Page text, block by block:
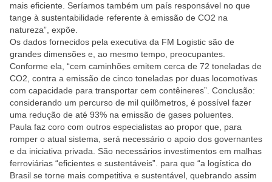
mais eficiente. Seríamos também um país responsável no que
tange à sustentabilidade referente à emissão de CO2 na
natureza”, expõe.
Os dados fornecidos pela executiva da FM Logistic são de
grandes dimensões e, ao mesmo tempo, preocupantes.
Conforme ela, “cem caminhões emitem cerca de 72 toneladas de
CO2, contra a emissão de cinco toneladas por duas locomotivas
com capacidade para transportar cem contêineres”. Conclusão:
considerando um percurso de mil quilômetros, é possível fazer
uma redução de até 93% na emissão de gases poluentes.
Paula faz coro com outros especialistas ao propor que, para
romper o atual sistema, será necessário o apoio dos governantes
e da iniciativa privada. São necessários investimentos em malhas
ferroviárias “eficientes e sustentáveis”. para que “a logística do
Brasil se torne mais competitiva e sustentável, quebrando assim